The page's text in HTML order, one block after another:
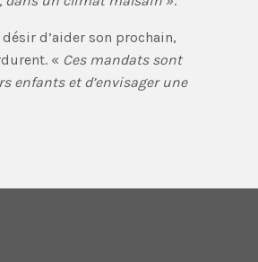
d’aider son prochain,
« Ces mandats sont
enfants et d’envisager une